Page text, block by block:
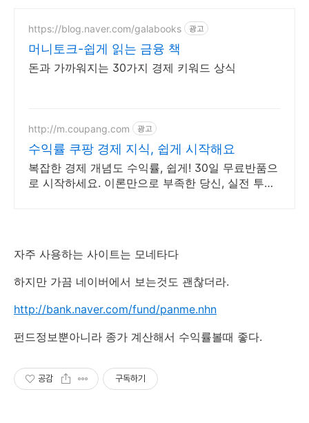
https://blog.naver.com/galabooks 광고
머니토크-쉽게 읽는 금융 책
돈과 가까워지는 30가지 경제 키워드 상식
http://m.coupang.com 광고
수익률 쿠팡 경제 지식, 쉽게 시작해요
복잡한 경제 개념도 수익률, 쉽게! 30일 무료반품으
로 시작하세요. 이론만으로 부족한 당신, 실전 투자
자주 사용하는 사이트는 모네타다
하지만 가끔 네이버에서 보는것도 괜찮더라.
http://bank.naver.com/fund/panme.nhn
펀드정보뿐아니라 종가 계산해서 수익률볼때 좋다.
공감 구독하기